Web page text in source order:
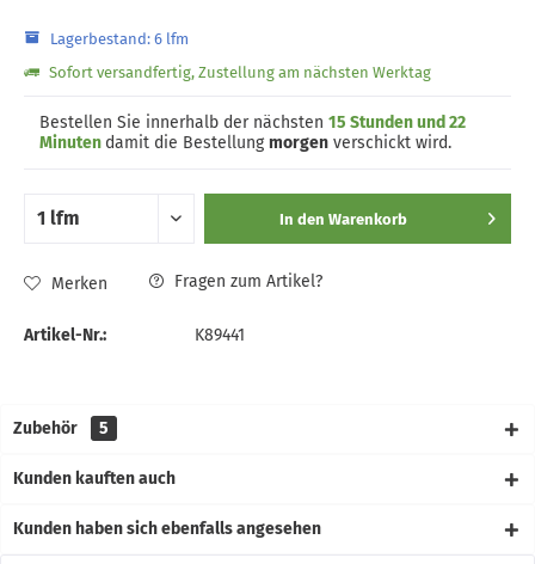
Lagerbestand: 6 lfm
Sofort versandfertig, Zustellung am nächsten Werktag
Bestellen Sie innerhalb der nächsten 15 Stunden und 22
Minuten damit die Bestellungmorgen verschickt wird.
In den Warenkorb
Merken Fragen zum Artikel?
Artikel-Nr.: K89441
Zubehör 5
Kunden kauften auch
Kunden haben sich ebenfalls angesehen